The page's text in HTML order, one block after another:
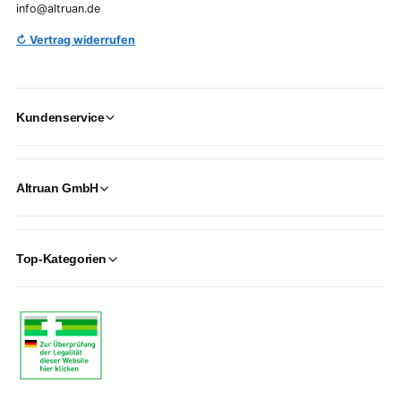
info@altruan.de
↻ Vertrag widerrufen
Kundenservice
Altruan GmbH
Top-Kategorien